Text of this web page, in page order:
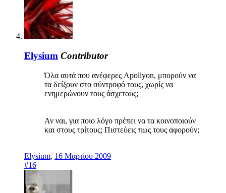
Elysium Contributor
Όλα αυτά που ανέφερες Apollyon, μπορούν να
τα δείξουν στο σύντροφό τους, χωρίς να
ενημερώνουν τους άσχετους;
Αν ναι, για ποιο λόγο πρέπει να τα κοινοποιούν
και στους τρίτους; Πιστεύεις πως τους αφορούν;
Elysium, 16 Μαρτίου 2009
#16